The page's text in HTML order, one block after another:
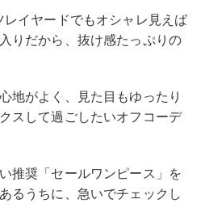
イヤードでもオシャレ見えば
りだから、抜け感たっぷりの
地がよく、見た目もゆったり
スして過ごしたいオフコーデ
推奨「セールワンピース」を
るうちに、急いでチェックし